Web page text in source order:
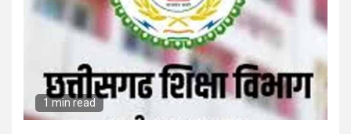
1 min read